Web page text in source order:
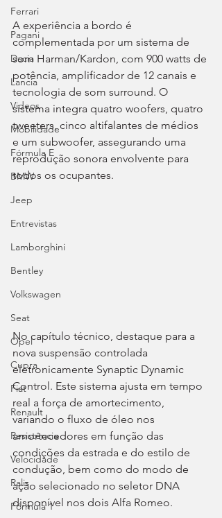
Ferrari
Pagani
Dacia
Lancia
Videos
Mobilidade
Fórmula E
BMW
Jeep
Entrevistas
Lamborghini
Bentley
Volkswagen
Seat
Opel
Cupra
Fiat
Renault
Resistência
Velocidade
Ralis
Fórmula 1
A experiência a bordo é
complementada por um sistema de
som Harman/Kardon, com 900 watts de
potência, amplificador de 12 canais e
tecnologia de som surround. O
sistema integra quatro woofers, quatro
tweeters, cinco altifalantes de médios
e um subwoofer, assegurando uma
reprodução sonora envolvente para
todos os ocupantes.
No capítulo técnico, destaque para a
nova suspensão controlada
eletronicamente Synaptic Dynamic
Control. Este sistema ajusta em tempo
real a força de amortecimento,
variando o fluxo de óleo nos
amortecedores em função das
condições da estrada e do estilo de
condução, bem como do modo de
ação selecionado no seletor DNA
disponível nos dois Alfa Romeo.